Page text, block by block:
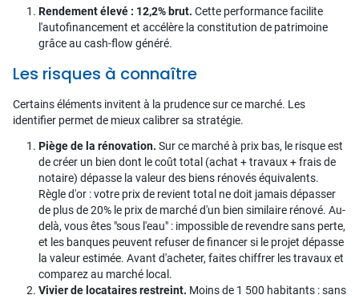
Rendement élevé : 12,2% brut. Cette performance facilite
l'autofinancement et accélère la constitution de patrimoine
grâce au cash-flow généré.
Les risques à connaître
Certains éléments invitent à la prudence sur ce marché. Les
identifier permet de mieux calibrer sa stratégie.
Piège de la rénovation. Sur ce marché à prix bas, le risque est
de créer un bien dont le coût total (achat + travaux + frais de
notaire) dépasse la valeur des biens rénovés équivalents.
Règle d'or : votre prix de revient total ne doit jamais dépasser
de plus de 20% le prix de marché d'un bien similaire rénové. Au-
delà, vous êtes "sous l'eau" : impossible de revendre sans perte,
et les banques peuvent refuser de financer si le projet dépasse
la valeur estimée. Avant d'acheter, faites chiffrer les travaux et
comparez au marché local.
Vivier de locataires restreint. Moins de 1 500 habitants : sans